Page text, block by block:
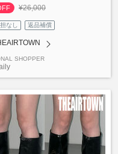
¥26,000
なし 返品補償
SHOPPER